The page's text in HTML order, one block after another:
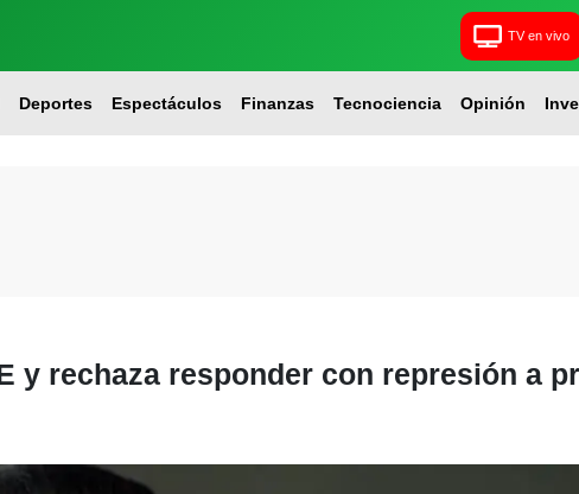
TV en vivo
Deportes Espectáculos Finanzas Tecnociencia Opinión
y rechaza responder con represión a